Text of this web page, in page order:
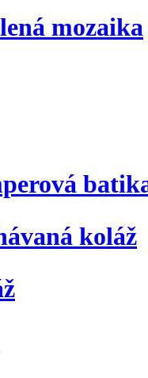
mozaika
koláž